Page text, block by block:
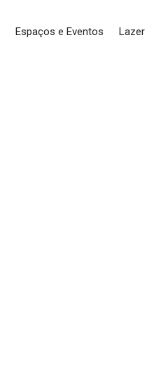
Espaços e Eventos